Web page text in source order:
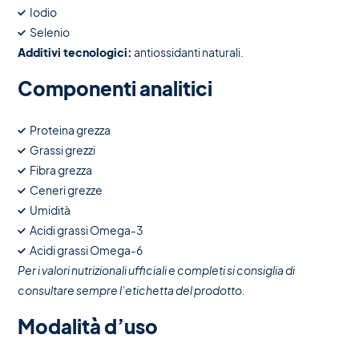
Iodio
Selenio
Additivi tecnologici: antiossidanti naturali.
Componenti analitici
Proteina grezza
Grassi grezzi
Fibra grezza
Ceneri grezze
Umidità
Acidi grassi Omega-3
Acidi grassi Omega-6
Per i valori nutrizionali ufficiali e completi si consiglia di
consultare sempre l’etichetta del prodotto.
Modalità d’uso